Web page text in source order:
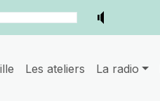
Les ateliers La radio